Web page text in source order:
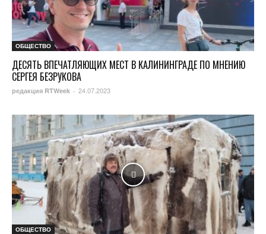
ОБЩЕСТВО
ДЕСЯТЬ ВПЕЧАТЛЯЮЩИХ МЕСТ В КАЛИНИНГРАДЕ ПО МНЕНИЮ
СЕРГЕЯ БЕЗРУКОВА
редакция RTWeek - 24.07.2023
ОБЩЕСТВО